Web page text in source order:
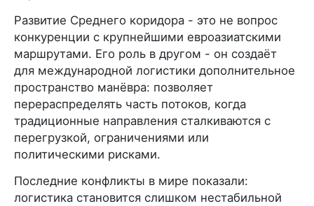
Развитие Среднего коридора - это не вопрос
конкуренции с крупнейшими евроазиатскими
маршрутами. Его роль в другом - он создаёт
для международной логистики дополнительное
пространство манёвра: позволяет
перераспределять часть потоков, когда
традиционные направления сталкиваются с
перегрузкой, ограничениями или
политическими рисками.
Последние конфликты в мире показали:
логистика становится слишком нестабильной